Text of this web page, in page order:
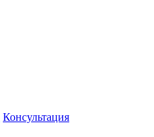
Консультация